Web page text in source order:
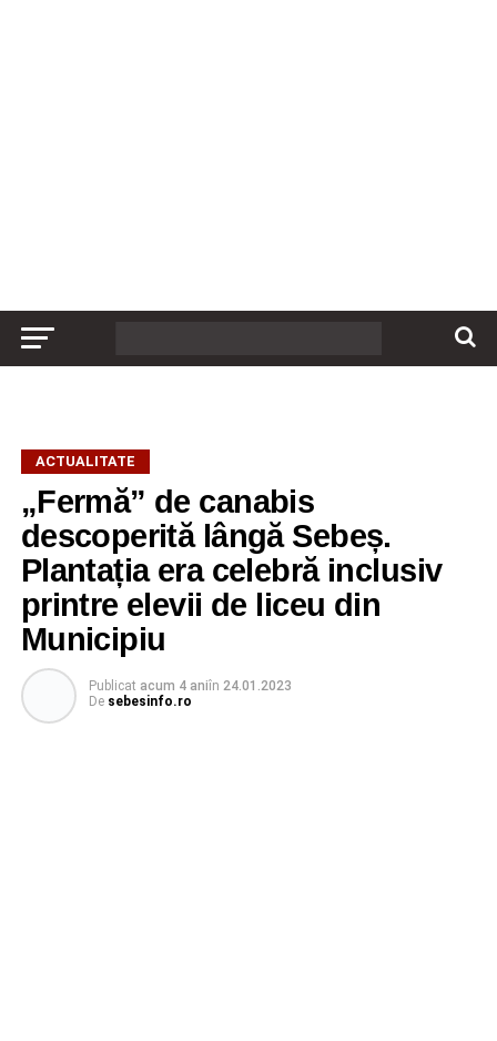
ACTUALITATE
„Fermă” de canabis
descoperită lângă Sebeș.
Plantația era celebră inclusiv
printre elevii de liceu din
Municipiu
Publicat acum 4 aniîn 24.01.2023
De sebesinfo.ro